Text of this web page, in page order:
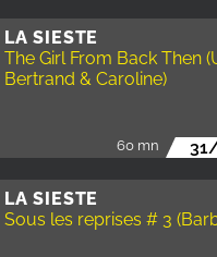
LA SIESTE
The Girl From Back Then
Bertrand & Caroline)
60 mn
LA SIESTE
Sous les reprises # 3